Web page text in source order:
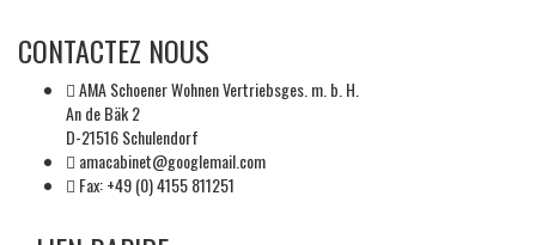
CONTACTEZ NOUS
AMA Schoener Wohnen Vertriebsges. m. b. H.
An de Bäk 2
D-21516 Schulendorf
amacabinet@googlemail.com
Fax: +49 (0) 4155 811251